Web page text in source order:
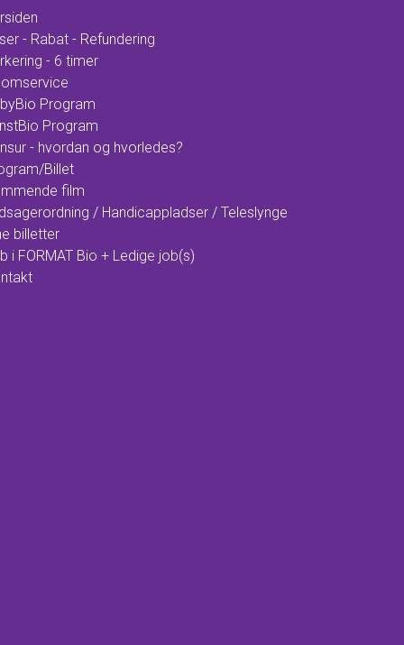
- Rabat - Refundering
- 6 timer
Program
Program
- hvordan og hvorledes?
Billet
film
/ Handicappladser / Teleslynge
billetter
i FORMAT Bio + Ledige job(s)